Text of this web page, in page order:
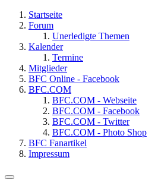
Startseite
Forum
Unerledigte Themen
Kalender
Termine
Mitglieder
BFC Online - Facebook
BFC.COM
BFC.COM - Webseite
BFC.COM - Facebook
BFC.COM - Twitter
BFC.COM - Photo Shop
BFC Fanartikel
Impressum